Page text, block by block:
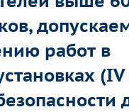
работ в